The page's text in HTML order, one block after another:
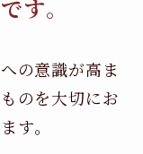
す。
の意識が高ま
のを大切にお
す。